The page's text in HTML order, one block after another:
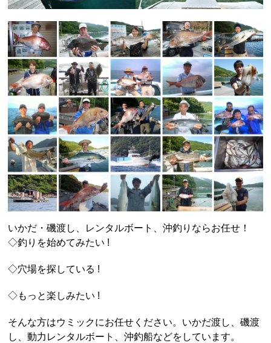
いかだ・磯渡し、レンタルボート、沖釣りならお任せ！
◇釣りを始めてみたい !
◇穴場を探している !
◇もっと楽しみたい !
そんな方はウミックにお任せください。いかだ渡し、磯渡
し、動力レンタルボート、沖釣船などをしています。